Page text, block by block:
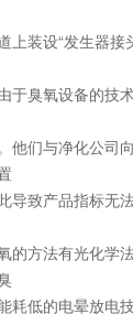
上装设“发生器接
于臭氧设备的技
他们与净化公司
导致产品指标无
方法有光化学
耗低的电晕放电